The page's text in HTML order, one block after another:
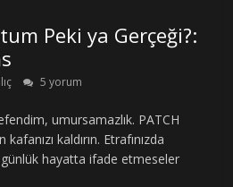
Peki ya Gerçeği?:
5 yorum
umursamazlık. PATCH
kaldırın. Etrafınızda
hayatta ifade etmeseler